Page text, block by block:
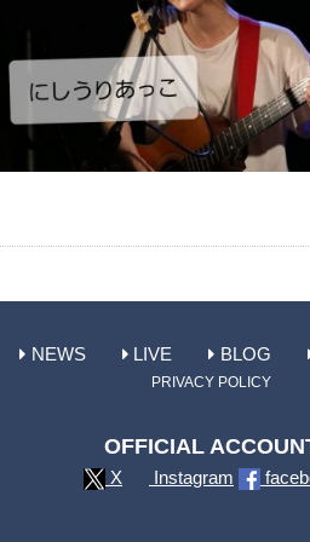
NEWS LIVE BLOG
PRIVACY POLICY
OFFICIAL
X Instagram